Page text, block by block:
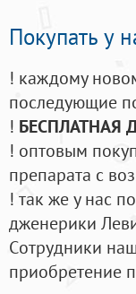
Покупать у
! каждому
последующие
! БЕСПЛАТНАЯ
! оптовым
препарата с
! так же у нас
дженерики
Cотрудники
приобретение